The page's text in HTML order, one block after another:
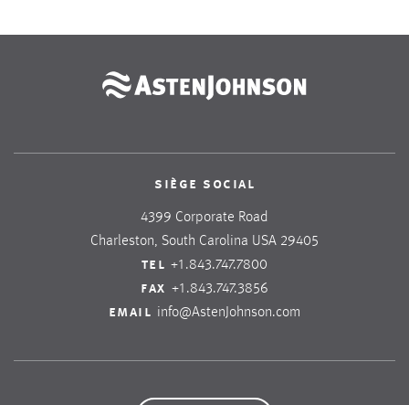
siège social
4399 Corporate Road
Charleston, South Carolina USA 29405
tel +1.843.747.7800
fax +1.843.747.3856
email info@AstenJohnson.com